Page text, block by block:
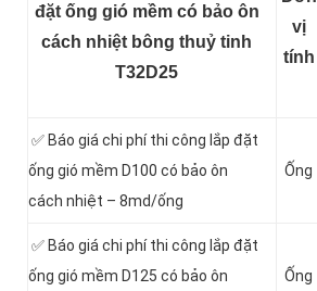
đặt ống gió mềm có bảo ôn
cách nhiệt bông thuỷ tinh
T32D25
vị
tính
✅ Báo giá chi phí thi công lắp đặt
ống gió mềm D100 có bảo ôn
cách nhiệt – 8md/ống
Ống
✅ Báo giá chi phí thi công lắp đặt
ống gió mềm D125 có bảo ôn
Ống